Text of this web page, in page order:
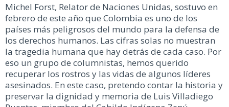
Michel Forst, Relator de Naciones Unidas, sostuvo en
febrero de este año que Colombia es uno de los
países más peligrosos del mundo para la defensa de
los derechos humanos. Las cifras solas no muestran
la tragedia humana que hay detrás de cada caso. Por
eso un grupo de columnistas, hemos querido
recuperar los rostros y las vidas de algunos líderes
asesinados. En este caso, pretendo contar la historia y
preservar la dignidad y memoria de Luis Villadiego